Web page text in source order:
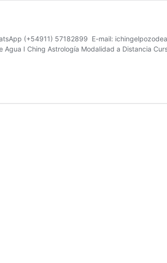
(+54911) 57182899 E-mail:
Agua I Ching Astrología Modalidad a Distancia